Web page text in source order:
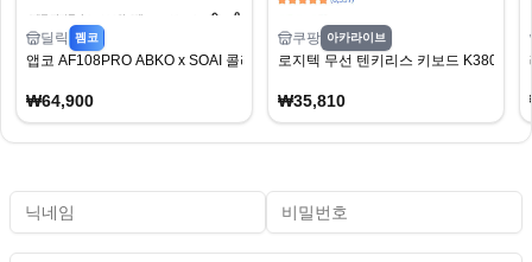
딜릭 펨코
앱코 AF108PRO ABKO x SOAI 콜라보 기계식 키보드
₩64,900
쿠팡 아카라이브
로지텍 무선 텐키리스 키보드 K380s
₩35,810